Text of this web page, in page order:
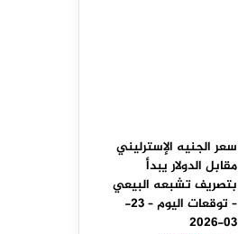
سعر الجنيه الإسترليني
مقابل الدولار يبدأ
بتصريف تشبعه البيعي
– توقعات اليوم – 23-
03-2026